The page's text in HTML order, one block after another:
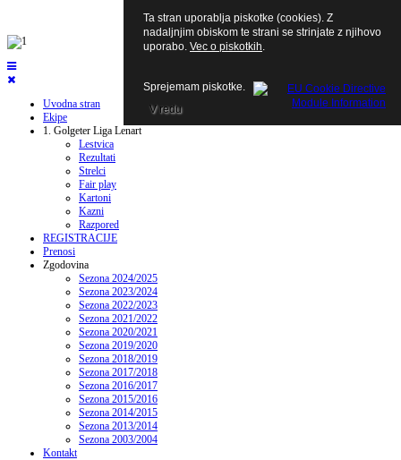
Uvodna stran
Ekipe
1. Golgeter Liga Lenart
Lestvica
Rezultati
Strelci
Fair play
Kartoni
Kazni
Razpored
REGISTRACIJE
Prenosi
Zgodovina
Sezona 2024/2025
Sezona 2023/2024
Sezona 2022/2023
Sezona 2021/2022
Sezona 2020/2021
Sezona 2019/2020
Sezona 2018/2019
Sezona 2017/2018
Sezona 2016/2017
Sezona 2015/2016
Sezona 2014/2015
Sezona 2013/2014
Sezona 2003/2004
Kontakt
Ta stran uporablja piskotke (cookies). Z
nadaljnjim obiskom te strani se strinjate z njihovo
uporabo. Vec o piskotkih.
Sprejemam piskotke.
V redu